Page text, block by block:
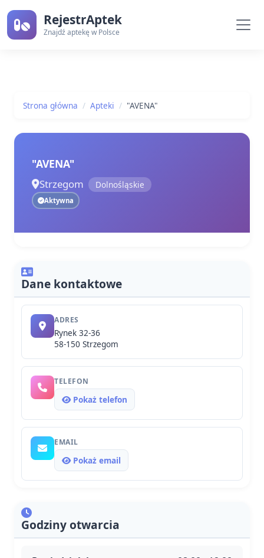
RejestrAptek
Znajdź aptekę w Polsce
Strona główna Apteki "AVENA"
"AVENA"
Strzegom Dolnośląskie
Aktywna
Dane kontaktowe
ADRES
Rynek 32-36
58-150 Strzegom
TELEFON
Pokaż telefon
EMAIL
Pokaż email
Godziny otwarcia